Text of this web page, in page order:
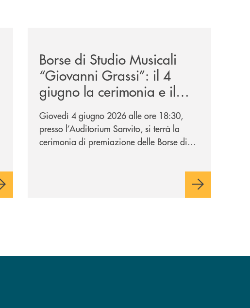
Borse di Studio Musicali
“Giovanni Grassi”: il 4
giugno la cerimonia e il
concerto di premiazione
Giovedì 4 giugno 2026 alle ore 18:30,
presso l’Auditorium Sanvito, si terrà la
cerimonia di premiazione delle Borse di